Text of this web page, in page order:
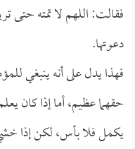
فقالت: اللهم لا تمته حتى
دعوتها.
فهذا يدل على أنه ينبغي
حقهما عظيم، أما إذا كان
يكمل فلا بأس، لكن إذا